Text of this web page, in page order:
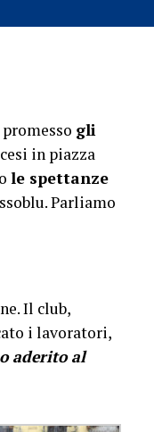
gli
in piazza
le spettanze
Parliamo
Il club,
i lavoratori,
aderito al